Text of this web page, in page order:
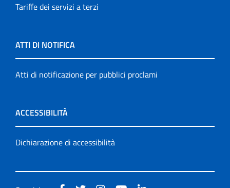
Tariffe dei servizi a terzi
ATTI DI NOTIFICA
Atti di notificazione per pubblici proclami
ACCESSIBILITÀ
Dichiarazione di accessibilità